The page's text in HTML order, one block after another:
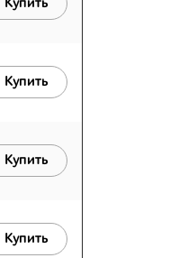
Купить
Купить
Купить
Купить